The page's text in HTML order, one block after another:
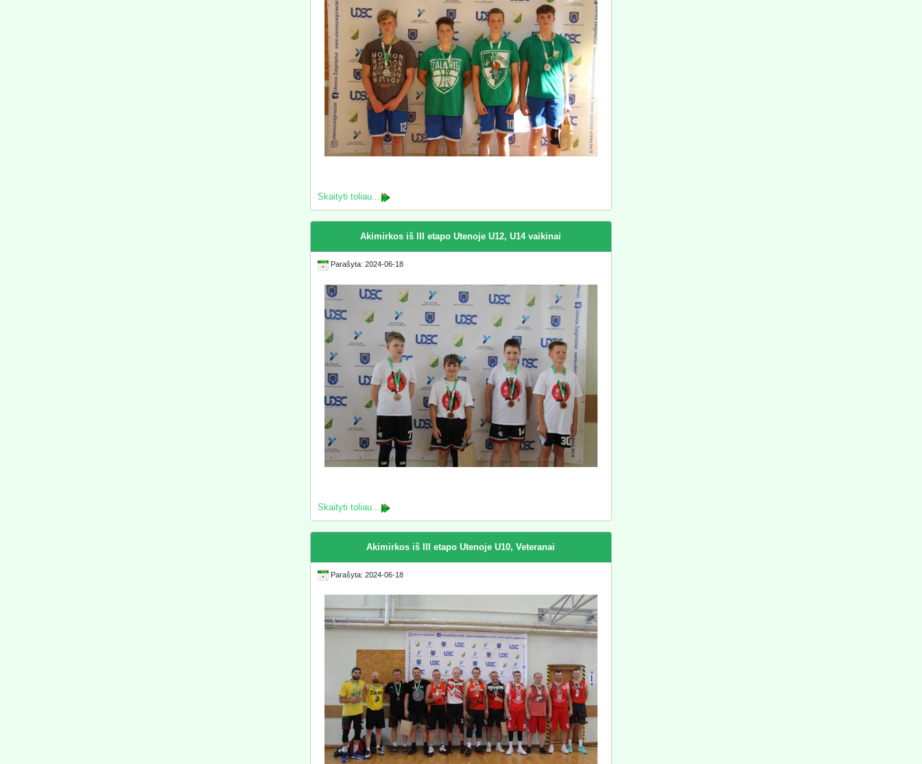
Skaityti toliau...
Akimirkos iš III etapo Utenoje U12, U14 vaikinai
Parašyta: 2024-06-18
Skaityti toliau...
Akimirkos iš III etapo Utenoje U10, Veteranai
Parašyta: 2024-06-18